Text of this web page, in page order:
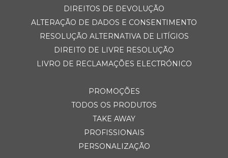
DIREITOS DE DEVOLUÇÃO
ALTERAÇÃO DE DADOS E CONSENTIMENTO
RESOLUÇÃO ALTERNATIVA DE LITÍGIOS
DIREITO DE LIVRE RESOLUÇÃO
LIVRO DE RECLAMAÇÕES ELECTRÓNICO
PROMOÇÕES
TODOS OS PRODUTOS
TAKE AWAY
PROFISSIONAIS
PERSONALIZAÇÃO